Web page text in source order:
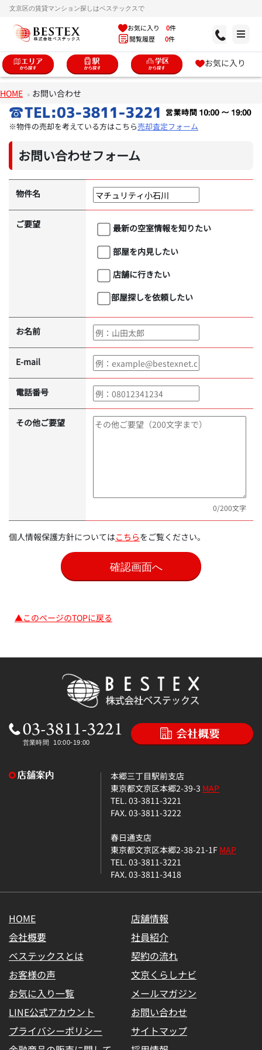
文京区の賃貸マンション探しはベステックスで
お気に入り 0件
閲覧履歴 0件
お気に入り
HOME お問い合わせ
※物件の売却を考えている方はこちら売却査定フォーム
お問い合わせフォーム
物件名
ご要望
最新の空室情報を知りたい
部屋を内見したい
店舗に行きたい
部屋探しを依頼したい
お名前
E-mail
電話番号
その他ご要望
0/200文字
個人情報保護方針についてはこちらをご覧ください。
▲このページのTOPに戻る
本郷三丁目駅前支店
東京都文京区本郷2-39-3 MAP
TEL. 03-3811-3221
FAX. 03-3811-3222
春日通支店
東京都文京区本郷2-38-21-1FMAP
TEL. 03-3811-3221
FAX. 03-3811-3418
HOME
店舗情報
会社概要
社員紹介
ベステックスとは
契約の流れ
お客様の声
文京くらしナビ
お気に入り一覧
メールマガジン
LINE公式アカウント
お問い合わせ
プライバシーポリシー
サイトマップ